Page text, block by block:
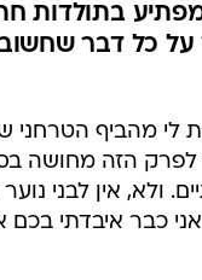
בתולדות
כל דבר
לי מהביף
הזה מחושה
אין לבני
כבר איבדתי בכם